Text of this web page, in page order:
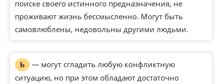
поиске своего истинного предназначения, не
проживают жизнь бессмысленно. Могут быть
самовлюблены, недовольны другими людьми.
Ь
— могут сгладить любую конфликтную
ситуацию, но при этом обладают достаточно